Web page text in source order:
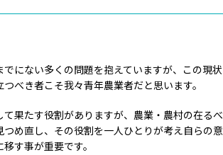
にない多くの問題を抱えていますが、この現状
べき者こそ我々青年農業者だと思います。
果たす役割がありますが、農業・農村の在るべ
つめ直し、その役割を一人ひとりが考え自らの意
す事が重要です。